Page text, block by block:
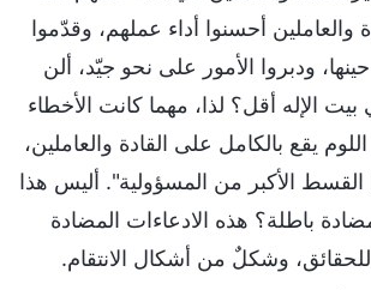
والعاملين أحسنوا أداء عملهم، وقدّموا
ودبروا الأمور على نحو جيّد، ألن
الإله أقل؟ لذا، مهما كانت الأخطاء
يقع بالكامل على القادة والعاملين،
الأكبر من المسؤولية". أليس هذا
باطلة؟ هذه الادعاءات المضادة
وشكلٌ من أشكال الانتقام.